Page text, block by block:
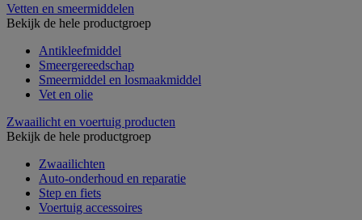
Vetten en smeermiddelen
Bekijk de hele productgroep
Antikleefmiddel
Smeergereedschap
Smeermiddel en losmaakmiddel
Vet en olie
Zwaailicht en voertuig producten
Bekijk de hele productgroep
Zwaailichten
Auto-onderhoud en reparatie
Step en fiets
Voertuig accessoires